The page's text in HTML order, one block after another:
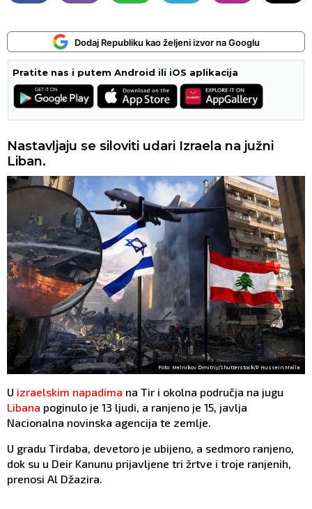
Dodaj Republiku kao željeni izvor na Googlu
Pratite nas i putem Android ili iOS aplikacija
Nastavljaju se siloviti udari Izraela na južni
Liban.
Foto: Melnikov Dmitriy/Shutterstock/P Hussein Malla
U izraelskim napadima na Tir i okolna područja na jugu
Libana poginulo je 13 ljudi, a ranjeno je 15, javlja
Nacionalna novinska agencija te zemlje.
U gradu Tirdaba, devetoro je ubijeno, a sedmoro ranjeno,
dok su u Deir Kanunu prijavljene tri žrtve i troje ranjenih,
prenosi Al Džazira.